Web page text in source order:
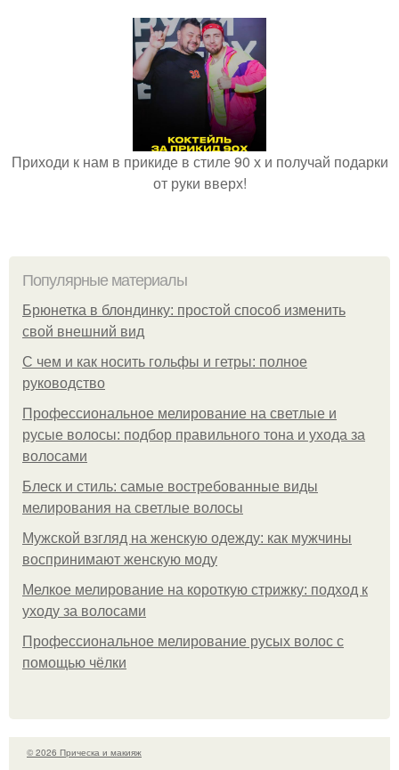
Приходи к нам в прикиде в стиле 90 х и получай подарки
от руки вверх!
Популярные материалы
Брюнетка в блондинку: простой способ изменить
свой внешний вид
С чем и как носить гольфы и гетры: полное
руководство
Профессиональное мелирование на светлые и
русые волосы: подбор правильного тона и ухода за
волосами
Блеск и стиль: самые востребованные виды
мелирования на светлые волосы
Мужской взгляд на женскую одежду: как мужчины
воспринимают женскую моду
Мелкое мелирование на короткую стрижку: подход к
уходу за волосами
Профессиональное мелирование русых волос с
помощью чёлки
© 2026 Прическа и макияж